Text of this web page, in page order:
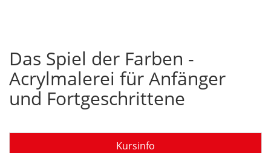
Das Spiel der Farben -
Acrylmalerei für Anfänger
und Fortgeschrittene
Kursinfo